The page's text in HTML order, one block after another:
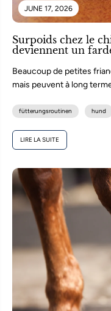
JUNE 17, 2026
Surpoids chez le
deviennent un
Beaucoup de petites
mais peuvent à long
fütterungsroutinen hund
LIRE LA SUITE